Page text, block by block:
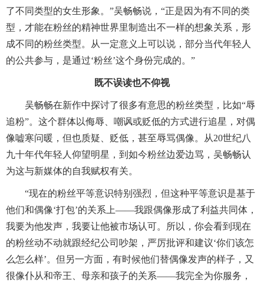
了不同类型的女生形象。”吴畅畅说，“正是因为有不同的类
型，才能在粉丝的精神世界里制造出不一样的想象关系，形
成不同的粉丝类型。从一定意义上可以说，部分当代年轻人
的公共参与，是通过‘粉丝’这个身份完成的。”
既不误读也不仰视
吴畅畅在新作中探讨了很多有意思的粉丝类型，比如“辱
追粉”。这个群体以侮辱、嘲讽或贬低的方式进行追星，对偶
像嘘寒问暖，但也质疑、贬低，甚至辱骂偶像。从20世纪八
九十年代年轻人仰望明星，到如今粉丝边爱边骂，吴畅畅认
为这与新媒体的自我赋权有关。
“现在的粉丝平等意识特别强烈，但这种平等意识是基于
他们和偶像‘打包’的关系上——我跟偶像形成了利益共同体，
我要为他发声，我要让他被市场认可。所以，你会看到现在
的粉丝动不动就跟经纪公司吵架，严厉批评和建议‘你们该怎
么怎么样’。但另一方面，有时候他们替偶像发声的样子，又
很像仆从和帝王、母亲和孩子的关系——我完全为你服务，